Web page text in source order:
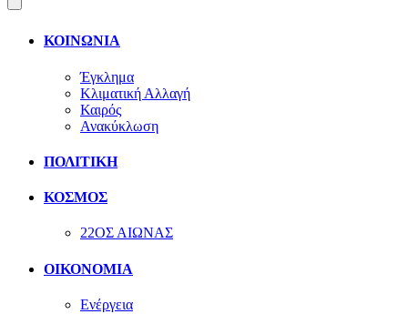
ΚΟΙΝΩΝΙΑ
Έγκλημα
Κλιματική Αλλαγή
Καιρός
Ανακύκλωση
ΠΟΛΙΤΙΚΗ
ΚΟΣΜΟΣ
22ΟΣ ΑΙΩΝΑΣ
ΟΙΚΟΝΟΜΙΑ
Ενέργεια